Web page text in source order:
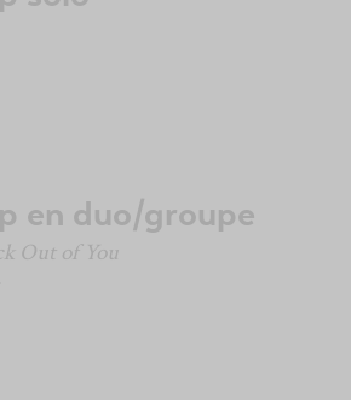
en duo/groupe
Out of You